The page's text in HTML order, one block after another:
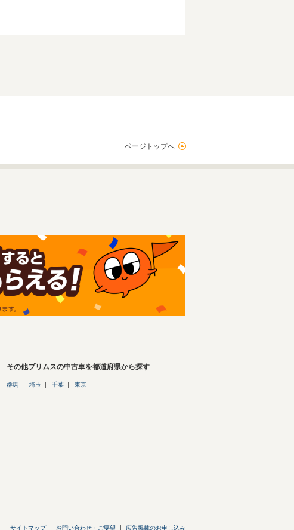
ページトップへ
その他プリムスの中古車を都道府県から探す
群馬 埼玉 千葉 東京
サイトマップ お問い合わせ・ご要望 広告掲載のお申し込み